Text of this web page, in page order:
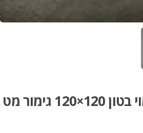
גרניט פורצלן דמוי בטון 120×120 גימור מט